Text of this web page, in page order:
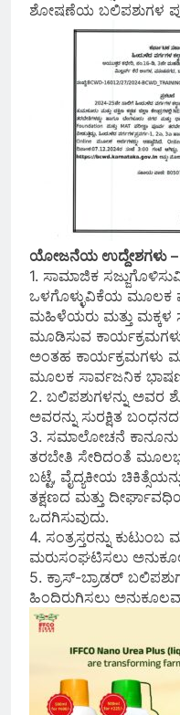
ಶೋಷಣೆಯ ಬಲಿಪಶುಗಳ
ಯೋಜನೆಯ ಉದ್ದೇಶಗಳು –
1. ಸಾಮಾಜಿಕ
ಒಳಗೊಳ್ಳುವಿಕೆಯ ಮೂಲಕ
ಮಹಿಳೆಯರು ಮತ್ತು ಮಕ್ಕಳ
ಮೂಡಿಸುವ
ಅಂತಹ ಕಾರ್ಯಕ್ರಮಗಳು
ಮೂಲಕ ಸಾರ್ವಜನಿಕ
2. ಬಲಿಪಶುಗಳನ್ನು ಅವರ
ಅವರನ್ನು ಸುರಕ್ಷಿತ
3. ಸಮಾಲೋಚನೆ ಕಾನೂನು
ತರಬೇತಿ ಸೇರಿದಂತೆ
ಬಟ್ಟೆ, ವೈದ್ಯಕೀಯ
ತಕ್ಷಣದ ಮತ್ತು
ಒದಗಿಸುವುದು.
4. ಸಂತ್ರಸ್ತರನ್ನು
ಮರುಸಂಘಟಿಸಲು
5. ಕ್ರಾಸ್-ಬ್ರಾಡರ್
ಹಿಂದಿರುಗಿಸಲು